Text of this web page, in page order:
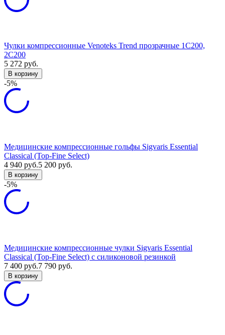
Чулки компрессионные Venoteks Trend прозрачные 1C200,
2C200
5 272 руб.
В корзину
-5%
Медицинские компрессионные гольфы Sigvaris Essential
Classical (Top-Fine Select)
4 940 руб.5 200 руб.
В корзину
-5%
Медицинские компрессионные чулки Sigvaris Essential
Classical (Top-Fine Select) с силиконовой резинкой
7 400 руб.7 790 руб.
В корзину